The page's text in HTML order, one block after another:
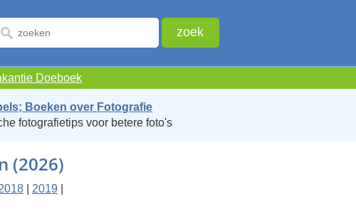
Doeboek
Boeken over Fotografie
fotografietips voor betere foto's
(2026)
2019